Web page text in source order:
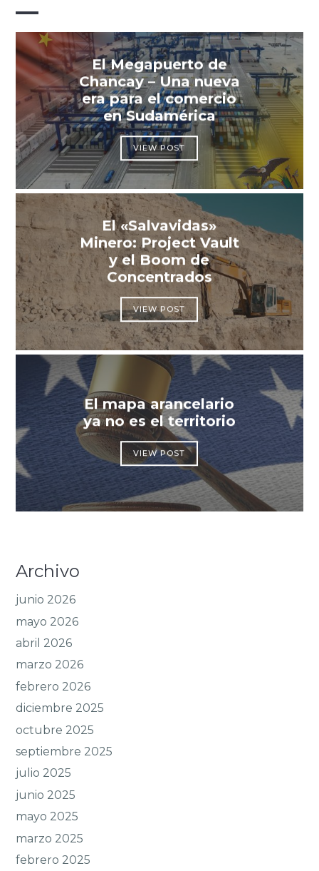
El Megapuerto de
Chancay – Una nueva
era para el comercio
en Sudamérica
VIEW POST
El «Salvavidas»
Minero: Project Vault
y el Boom de
Concentrados
VIEW POST
El mapa arancelario
ya no es el territorio
VIEW POST
Archivo
junio 2026
mayo 2026
abril 2026
marzo 2026
febrero 2026
diciembre 2025
octubre 2025
septiembre 2025
julio 2025
junio 2025
mayo 2025
marzo 2025
febrero 2025